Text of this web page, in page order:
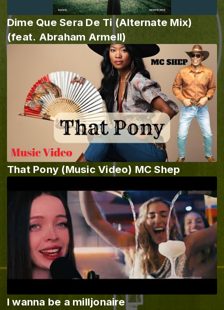
Dime Que Sera De Ti (Alternate Mix)
(feat. Abraham Armell)
That Pony (Music Video) MC Shep
I wanna be a milljonaire